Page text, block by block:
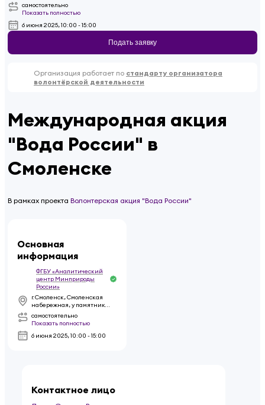
самостоятельно
Показать полностью
6 июня 2025, 10:00 - 15:00
Подать заявку
Организация работает по стандарту организатора
волонтёрской деятельности
Международная акция
"Вода России" в
Смоленске
В рамках проекта Волонтерская акция "Вода России"
Основная
информация
ФГБУ «Аналитический
центр Минприроды
России»
г. Смоленск, Смоленская
набережная, у памятника
самостоятельно
Показать полностью
6 июня 2025,10:00 - 15:00
Контактное лицо